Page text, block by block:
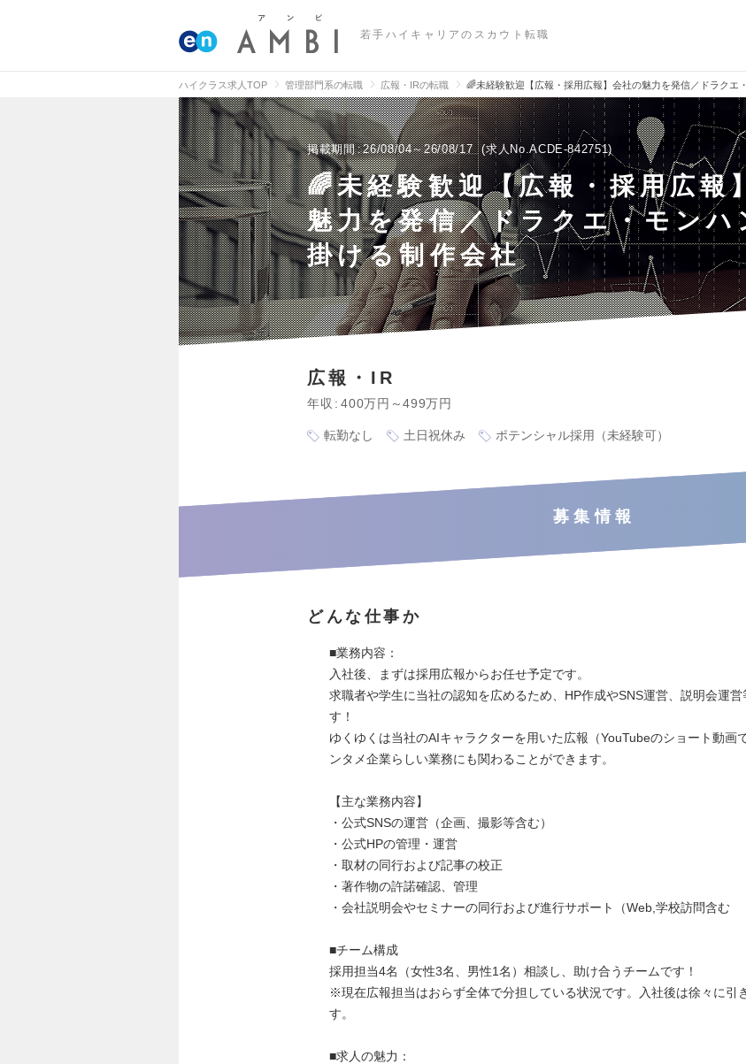
若手ハイキャリアのスカウト転職
ハイクラス求人TOP 管理部門系の転職 広報・IRの転職 🌈未経験歓迎【広報・採用広報】会社の魅力を発信／ドラクエ
掲載期間 26/08/04～26/08/17 求人No.ACDE-842751
🌈未経験歓迎【広報・採用広報
魅力を発信／ドラクエ・モンハ
掛ける制作会社
広報・IR
年収 400万円～499万円
転勤なし 土日祝休み ポテンシャル採用（未経験可）
募集情報
どんな仕事か
■業務内容：
入社後、まずは採用広報からお任せ予定です。
求職者や学生に当社の認知を広めるため、HP作成やSNS運営、説明会運営
す！
ゆくゆくは当社のAIキャラクターを用いた広報（YouTubeのショート動画
ンタメ企業らしい業務にも関わることができます。
【主な業務内容】
・公式SNSの運営（企画、撮影等含む）
・公式HPの管理・運営
・取材の同行および記事の校正
・著作物の許諾確認、管理
・会社説明会やセミナーの同行および進行サポート（Web,学校訪問含む
■チーム構成
採用担当4名（女性3名、男性1名）相談し、助け合うチームです！
※現在広報担当はおらず全体で分担している状況です。入社後は徐々に引
す。
■求人の魅力：